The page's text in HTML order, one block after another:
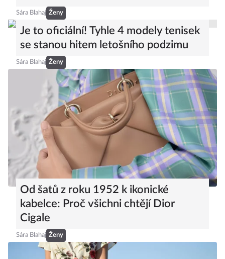
Sára Blahaj Ženy
Je to oficiální! Tyhle 4 modely tenisek
se stanou hitem letošního podzimu
Sára Blahaj Ženy
Od šatů z roku 1952 k ikonické
kabelce: Proč všichni chtějí Dior
Cigale
Sára Blahaj Ženy